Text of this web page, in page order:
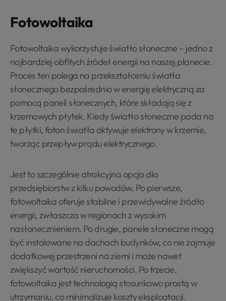
Fotowoltaika
Fotowoltaika wykorzystuje światło słoneczne – jedno z
najbardziej obfitych źródeł energii na naszej planecie.
Proces ten polega na przekształceniu światła
słonecznego bezpośrednio w energię elektryczną za
pomocą paneli słonecznych, które składają się z
krzemowych płytek. Kiedy światło słoneczne pada na
te płytki, foton światła aktywuje elektrony w krzemie,
tworząc przepływ prądu elektrycznego.
Jest to szczególnie atrakcyjna opcja dla
przedsiębiorstw z kilku powodów. Po pierwsze,
fotowoltaika oferuje stabilne i przewidywalne źródło
energii, zwłaszcza w regionach z wysokim
nasłonecznieniem. Po drugie, panele słoneczne mogą
być instalowane na dachach budynków, co nie zajmuje
dodatkowej przestrzeni na ziemi i może nawet
zwiększyć wartość nieruchomości. Po trzecie,
fotowoltaika jest technologią stosunkowo prostą w
utrzymaniu, co minimalizuje koszty eksploatacji.